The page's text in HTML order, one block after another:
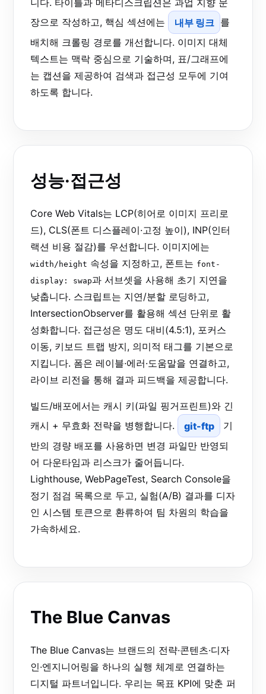
니다. 타이틀과 메타디스크립션은 과업 지향 문
장으로 작성하고, 핵심 섹션에는
내부 링크 를
배치해 크롤링 경로를 개선합니다. 이미지 대체
텍스트는 맥락 중심으로 기술하며, 표/그래프에
는 캡션을 제공하여 검색과 접근성 모두에 기여
하도록 합니다.
성능·접근성
Core Web Vitals는 LCP(히어로 이미지 프리로
드), CLS(폰트 디스플레이·고정 높이), INP(인터
랙션 비용 절감)를 우선합니다. 이미지에는
width/height 속성을 지정하고, 폰트는 font-
display: swap과 서브셋을 사용해 초기 지연을
낮춥니다. 스크립트는 지연/분할 로딩하고,
IntersectionObserver를 활용해 섹션 단위로 활
성화합니다. 접근성은 명도 대비(4.5:1), 포커스
이동, 키보드 트랩 방지, 의미적 태그를 기본으로
지킵니다. 폼은 레이블·에러·도움말을 연결하고,
라이브 리전을 통해 결과 피드백을 제공합니다.
빌드/배포에서는 캐시 키(파일 핑거프린트)와 긴
캐시 + 무효화 전략을 병행합니다.
git-ftp
기
반의 경량 배포를 사용하면 변경 파일만 반영되
어 다운타임과 리스크가 줄어듭니다.
Lighthouse, WebPageTest, Search Console을
정기 점검 목록으로 두고, 실험(A/B) 결과를 디자
인 시스템 토큰으로 환류하여 팀 차원의 학습을
가속하세요.
The Blue Canvas
The Blue Canvas는 브랜드의 전략·콘텐츠·디자
인·엔지니어링을 하나의 실행 체계로 연결하는
디지털 파트너입니다. 우리는 목표 KPI에 맞춘 퍼